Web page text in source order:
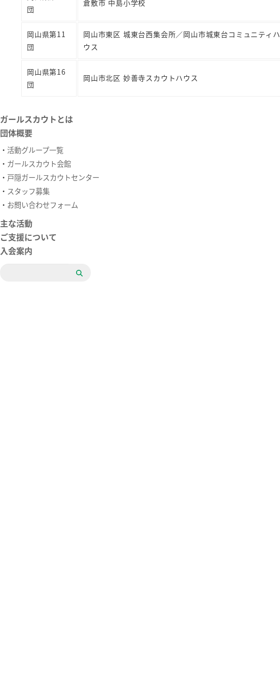
団
倉敷市 中島小学校
岡山県第11
団
岡山市東区 城東台西集会所／岡山市城東台コミュニティハ
ウス
岡山県第16
団
岡山市北区 妙善寺スカウトハウス
ガールスカウトとは
団体概要
活動グループ一覧
ガールスカウト会館
戸隠ガールスカウトセンター
スタッフ募集
お問い合わせフォーム
主な活動
ご支援について
入会案内